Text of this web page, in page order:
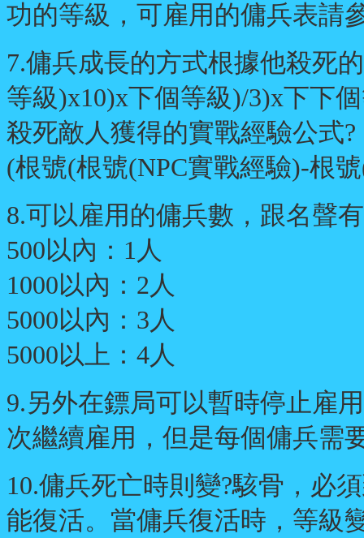
功的等級，可雇用的傭兵表請
7.傭兵成長的方式根據他殺死
等級)x10)x下個等級)/3)x下下
殺死敵人獲得的實戰經驗公式?
(根號(根號(NPC實戰經驗)-根
8.可以雇用的傭兵數，跟名聲
500以內：1人
1000以內：2人
5000以內：3人
5000以上：4人
9.另外在鏢局可以暫時停止雇
次繼續雇用，但是每個傭兵需
10.傭兵死亡時則變?駭骨，必
能復活。當傭兵復活時，等級